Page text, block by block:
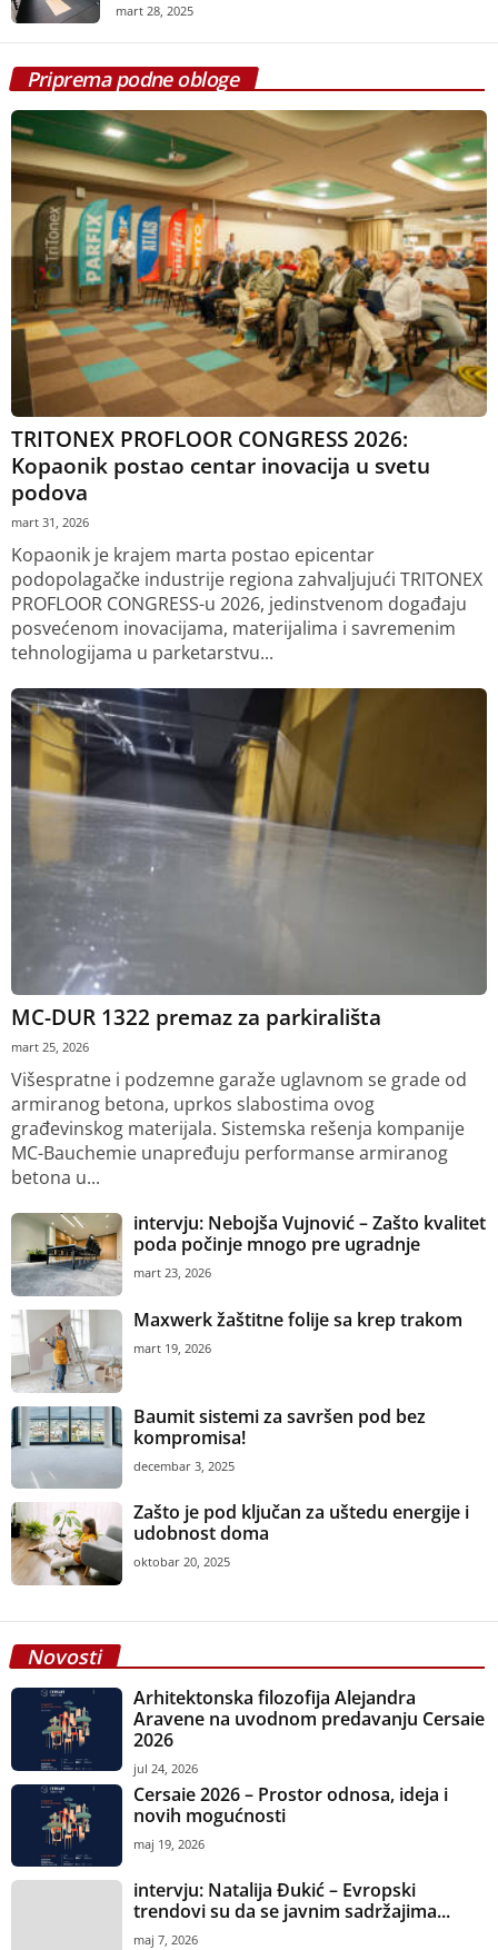
mart 28, 2025
Priprema podne obloge
TRITONEX PROFLOOR CONGRESS 2026:
Kopaonik postao centar inovacija u svetu
podova
mart 31, 2026
Kopaonik je krajem marta postao epicentar
podopolagačke industrije regiona zahvaljujući TRITONEX
PROFLOOR CONGRESS-u 2026, jedinstvenom događaju
posvećenom inovacijama, materijalima i savremenim
tehnologijama u parketarstvu...
MC-DUR 1322 premaz za parkirališta
mart 25, 2026
Višespratne i podzemne garaže uglavnom se grade od
armiranog betona, uprkos slabostima ovog
građevinskog materijala. Sistemska rešenja kompanije
MC-Bauchemie unapređuju performanse armiranog
betona u...
intervju: Nebojša Vujnović – Zašto kvalitet
poda počinje mnogo pre ugradnje
mart 23, 2026
Maxwerk žaštitne folije sa krep trakom
mart 19, 2026
Baumit sistemi za savršen pod bez
kompromisa!
decembar 3, 2025
Zašto je pod ključan za uštedu energije i
udobnost doma
oktobar 20, 2025
Novosti
Arhitektonska filozofija Alejandra
Aravene na uvodnom predavanju Cersaie
2026
jul 24, 2026
Cersaie 2026 – Prostor odnosa, ideja i
novih mogućnosti
maj 19, 2026
intervju: Natalija Đukić – Evropski
trendovi su da se javnim sadržajima...
maj 7, 2026